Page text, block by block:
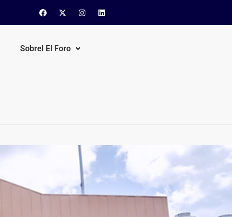
Sobrel El Foro